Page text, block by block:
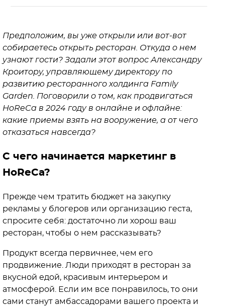
Предположим, вы уже открыли или вот-вот
собираетесь открыть ресторан. Откуда о нем
узнают гости? Задали этот вопрос Александру
Кроитору, управляющему директору по
развитию ресторанного холдинга Family
Garden. Поговорили о том, как продвигаться
HoReCa в 2024 году в онлайне и офлайне:
какие приемы взять на вооружение, а от чего
отказаться навсегда?
С чего начинается маркетинг в
HoReCa?
Прежде чем тратить бюджет на закупку
рекламы у блогеров или организацию геста,
спросите себя: достаточно ли хорош ваш
ресторан, чтобы о нем рассказывать?
Продукт всегда первичнее, чем его
продвижение. Люди приходят в ресторан за
вкусной едой, красивым интерьером и
атмосферой. Если им все понравилось, то они
сами станут амбассадорами вашего проекта и